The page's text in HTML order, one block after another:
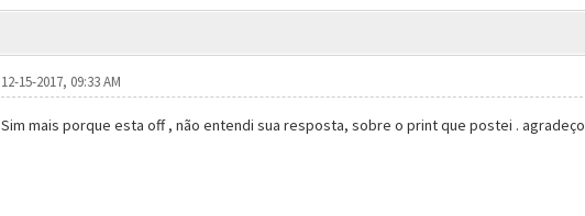
12-15-2017, 09:33 AM
Sim mais porque esta off , não entendi sua resposta, sobre o print que postei . agradeço